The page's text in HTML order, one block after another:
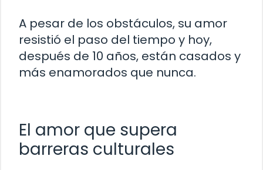
A pesar de los obstáculos, su amor
resistió el paso del tiempo y hoy,
después de 10 años, están casados y
más enamorados que nunca.
El amor que supera
barreras culturales